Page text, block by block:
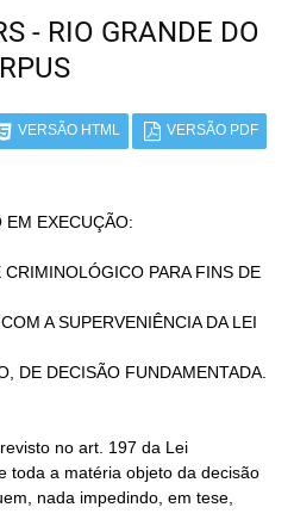
- RIO GRANDE DO
VERSÃO HTML VERSÃO PDF
EM EXECUÇÃO:
no art. 197 da Lei